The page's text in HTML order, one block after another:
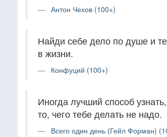
Антон Чехов (100+)
Найди себе дело по душе и
в жизни.
Конфуций (100+)
Иногда лучший способ
то, чего тебе делать не надо.
Всего один день (Гейл Форман)